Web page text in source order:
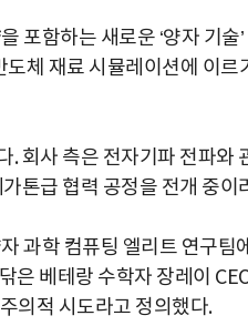
포함하는 새로운 ‘양자 기술
체 재료 시뮬레이션에 이르
회사 측은 전자기파 전파와
톤급 협력 공정을 전개 중이
과학 컴퓨팅 엘리트 연구팀
베테랑 수학자 장레이
의적 시도라고 정의했다.